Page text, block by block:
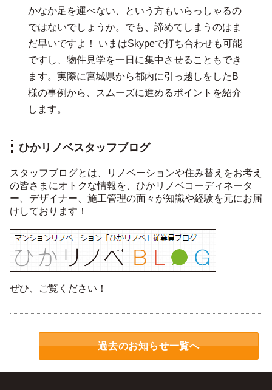
かなか足を運べない、という方もいらっしゃるの
ではないでしょうか。でも、諦めてしまうのはま
だ早いですよ！ いまはSkypeで打ち合わせも可能
ですし、物件見学を一日に集中させることもでき
ます。実際に宮城県から都内に引っ越しをしたB
様の事例から、スムーズに進めるポイントを紹介
します。
ひかリノベスタッフブログ
スタッフブログとは、リノベーションや住み替えをお考え
の皆さまにオトクな情報を、ひかリノベコーディネータ
ー、デザイナー、施工管理の面々が知識や経験を元にお届
けしております！
ぜひ、ご覧ください！
過去のお知らせ一覧へ